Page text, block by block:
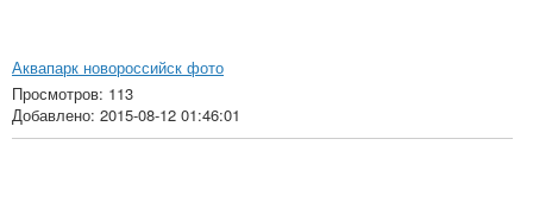
Аквапарк новороссийск фото
Просмотров: 113
Добавлено: 2015-08-12 01:46:01